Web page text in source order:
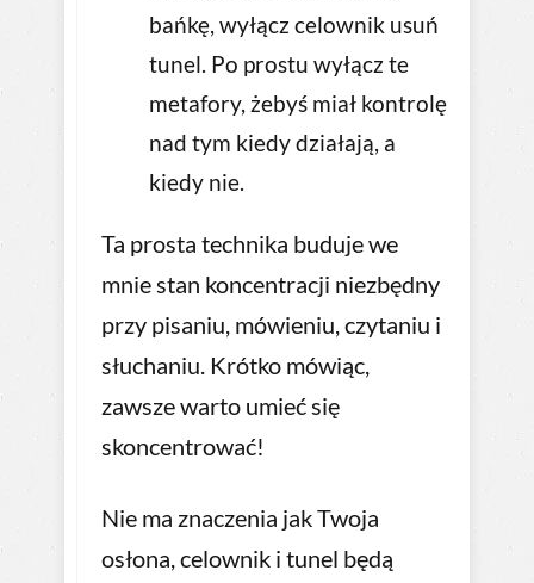
bańkę, wyłącz celownik usuń
tunel. Po prostu wyłącz te
metafory, żebyś miał kontrolę
nad tym kiedy działają, a
kiedy nie.
Ta prosta technika buduje we
mnie stan koncentracji niezbędny
przy pisaniu, mówieniu, czytaniu i
słuchaniu. Krótko mówiąc,
zawsze warto umieć się
skoncentrować!
Nie ma znaczenia jak Twoja
osłona, celownik i tunel będą